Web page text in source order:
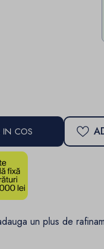
COS
un plus de